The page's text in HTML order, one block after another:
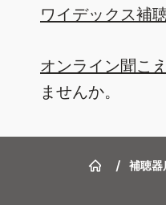
ワイデックス補
オンライン聞こ
ませんか。
/ 補聴器